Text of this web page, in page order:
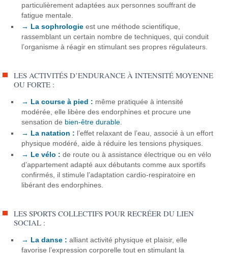
particulièrement adaptées aux personnes souffrant de
fatigue mentale.
→ La sophrologie est une méthode scientifique,
rassemblant un certain nombre de techniques, qui conduit
l’organisme à réagir en stimulant ses propres régulateurs.
LES ACTIVITÉS D’ENDURANCE À INTENSITÉ MOYENNE
OU FORTE :
→ La course à pied : même pratiquée à intensité
modérée, elle libère des endorphines et procure une
sensation de bien-être durable
→ La natation : l’effet relaxant de l’eau, associé à un effort
physique modéré, aide à réduire les tensions physiques.
→ Le vélo : de route ou à assistance électrique ou en vélo
d’appartement adapté aux débutants comme aux sportifs
confirmés, il stimule l’adaptation cardio-respiratoire en
libérant des endorphines.
LES SPORTS COLLECTIFS POUR RECRÉER DU LIEN
SOCIAL :
→ La danse : alliant activité physique et plaisir, elle
favorise l’expression corporelle tout en stimulant la